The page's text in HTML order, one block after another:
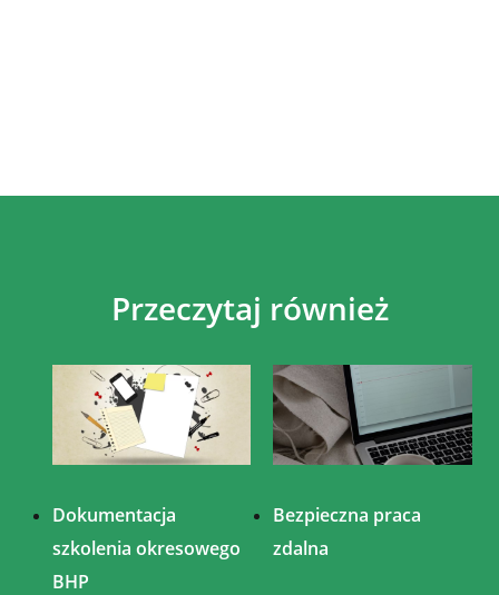
Przeczytaj również
Dokumentacja
szkolenia okresowego
BHP
Bezpieczna praca
zdalna